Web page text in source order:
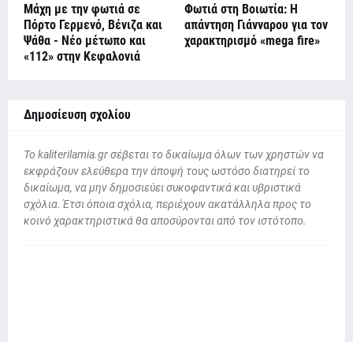
Μάχη με την φωτιά σε
Πόρτο Γερμενό, Βένιζα και
Ψάθα - Νέο μέτωπο και
«112» στην Κεφαλονιά
Φωτιά στη Βοιωτία: Η
απάντηση Γιάνναρου για τον
χαρακτηρισμό «mega fire»
Δημοσίευση σχολίου
To kaliterilamia.gr σέβεται το δικαίωμα όλων των χρηστών να
εκφράζουν ελεύθερα την άποψή τους ωστόσο διατηρεί το
δικαίωμα, να μην δημοσιεύει συκοφαντικά και υβριστικά
σχόλια. Έτσι όποια σχόλια, περιέχουν ακατάλληλα προς το
κοινό χαρακτηριστικά θα αποσύρονται από τον ιστότοπο.